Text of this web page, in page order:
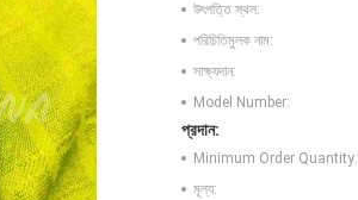
উৎপত্তি স্থল:
পরিচিতিমুলক নাম:
সাক্ষ্যদান:
Model Number:
প্রদান:
Minimum Order Quantity:
মূল্য: